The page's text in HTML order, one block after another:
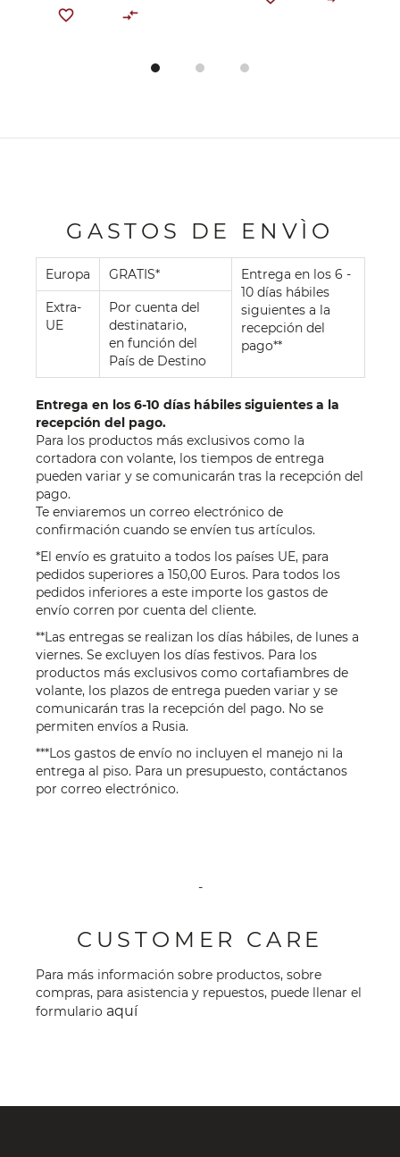
GASTOS DE ENVÌO
Europa GRATIS*
Entrega en los 6 -
10 días hábiles
siguientes a la
recepción del
pago**
Extra-
UE
Por cuenta del
destinatario,
en función del
País de Destino
Entrega en los 6-10 días hábiles siguientes a la
recepción del pago.
Para los productos más exclusivos como la
cortadora con volante, los tiempos de entrega
pueden variar y se comunicarán tras la recepción del
pago.
Te enviaremos un correo electrónico de
confirmación cuando se envíen tus artículos.
*El envío es gratuito a todos los países UE, para
pedidos superiores a 150,00 Euros. Para todos los
pedidos inferiores a este importe los gastos de
envío corren por cuenta del cliente.
**Las entregas se realizan los días hábiles, de lunes a
viernes. Se excluyen los días festivos. Para los
productos más exclusivos como cortafiambres de
volante, los plazos de entrega pueden variar y se
comunicarán tras la recepción del pago. No se
permiten envíos a Rusia.
***Los gastos de envío no incluyen el manejo ni la
entrega al piso. Para un presupuesto, contáctanos
por correo electrónico.
-
CUSTOMER CARE
Para más información sobre productos, sobre
compras, para asistencia y repuestos, puede llenar el
formulario aquí